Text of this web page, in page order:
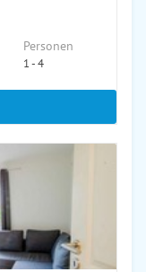
Personen
1 - 4